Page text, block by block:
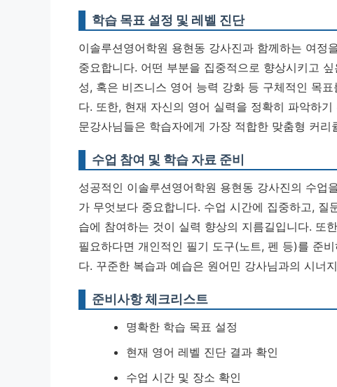
학습 목표 설정 및 레벨 진단
이솔루션영어학원 용현동 강사진과 함께하는 여정
중요합니다. 어떤 부분을 집중적으로 향상시키고
성, 혹은 비즈니스 영어 능력 강화 등 구체적인 목
다. 또한, 현재 자신의 영어 실력을 정확히 파악하
문강사님들은 학습자에게 가장 적합한 맞춤형 커리
수업 참여 및 학습 자료 준비
성공적인 이솔루션영어학원 용현동 강사진의 수업
가 무엇보다 중요합니다. 수업 시간에 집중하고,
습에 참여하는 것이 실력 향상의 지름길입니다. 또
필요하다면 개인적인 필기 도구(노트, 펜 등)를 준
다. 꾸준한 복습과 예습은 원어민 강사님과의 시너
준비사항 체크리스트
명확한 학습 목표 설정
현재 영어 레벨 진단 결과 확인
수업 시간 및 장소 확인